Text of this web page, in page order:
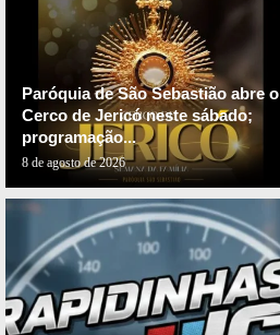
Paróquia de São Sebastião abre o
Cerco de Jericó neste sábado;
programação...
8 de agosto de 2026